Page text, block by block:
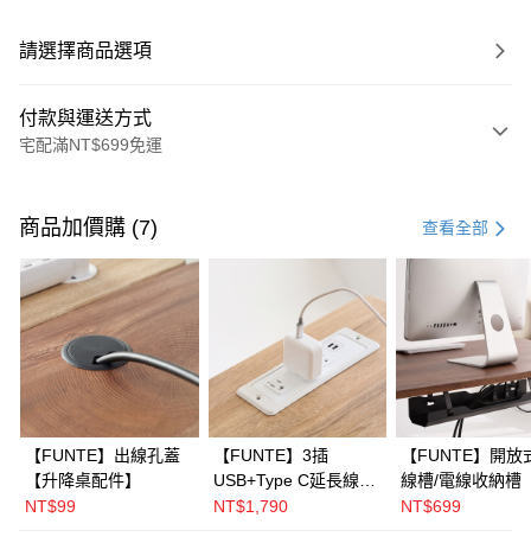
請選擇商品選項
付款與運送方式
宅配滿NT$699免運
信用卡一次付款
信用卡分期付款
3 期 0 利率 每期 21家銀行
合作金庫商業銀行
第一商業銀行
華南商業銀行
彰化商業銀行
上海商業儲蓄銀行
台北富邦商業銀行
兆豐國際商業銀行
臺灣中小企業銀行
台中商業銀行
匯豐（台灣）商業銀行
華泰商業銀行
聯邦商業銀行
遠東國際商業銀行
元大商業銀行
6 期 0 利率 每期NT$2,983 21家銀行
合作金庫商業銀行
第一商業銀行
華南商業銀行
彰化商業銀行
上海商業儲蓄銀行
台北富邦商業銀行
國泰世華商業銀行
兆豐國際商業銀行
臺灣中小企業銀行
台中商業銀行
匯豐（台灣）商業銀行
華泰商業銀行
LINE Pay
Apple Pay
悠遊付
Google Pay
商品加價購 (7) 查看全部
【FUNTE】出線孔蓋
【升降桌配件】
NT$99
【FUNTE】3插
USB+Type C延長線
【升降桌配件】
NT$1,790
【FUNTE】開放
線槽/電線收納槽
降桌配件】
NT$699